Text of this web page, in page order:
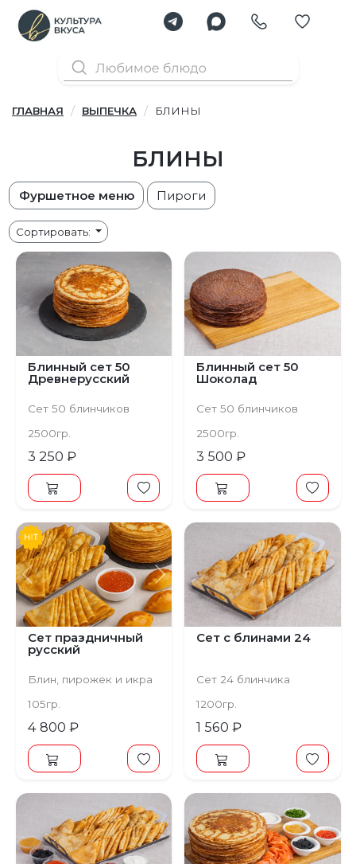
ГЛАВНАЯ ВЫПЕЧКА БЛИНЫ
БЛИНЫ
Фуршетное меню Пироги
Сортировать:
Блинный сет 50
Древнерусский
Сет 50 блинчиков
2500гр.
3 250 ₽
Блинный сет 50
Шоколад
Сет 50 блинчиков
2500гр.
3 500 ₽
Предыдущий Следующий
Сет праздничный
русский
Блин, пирожек и икра
105гр.
4 800 ₽
Сет с блинами 24
Сет 24 блинчика
1200гр.
1 560 ₽